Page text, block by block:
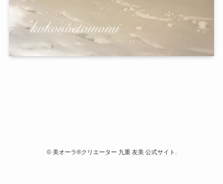
©美オーラ®クリエーター 九重 友美 公式サイト.